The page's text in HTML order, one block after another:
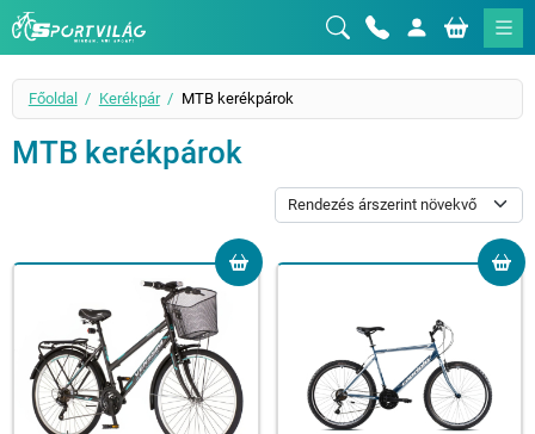
Sportvilág
Főoldal Kerékpár MTB kerékpárok
MTB kerékpárok